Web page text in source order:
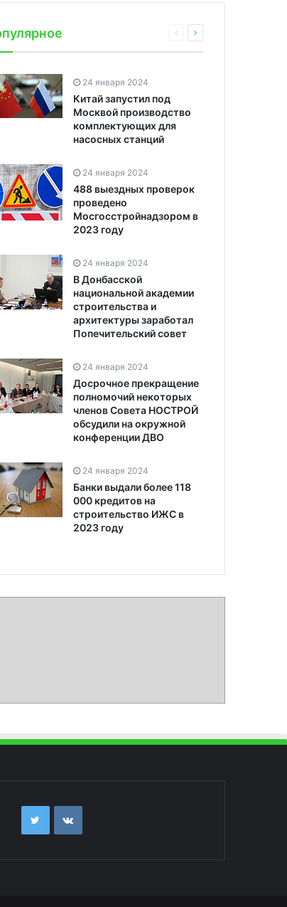
24 января 2024
Китай запустил под
Москвой производство
комплектующих для
насосных станций
24 января 2024
488 выездных проверок
проведено
Мосгосстройнадзором в
2023 году
24 января 2024
В Донбасской
национальной академии
строительства и
архитектуры заработал
Попечительский совет
24 января 2024
Досрочное прекращение
полномочий некоторых
членов Совета НОСТРОЙ
обсудили на окружной
конференции ДВО
24 января 2024
Банки выдали более 118
000 кредитов на
строительство ИЖС в
2023 году